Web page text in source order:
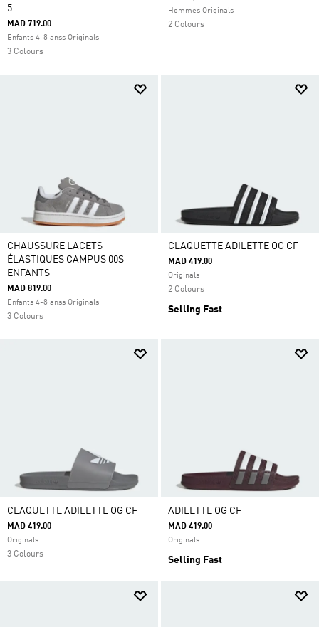
5
MAD 719.00
Enfants 4-8 anss Originals
3 Colours
Hommes Originals
2 Colours
CHAUSSURE LACETS
ÉLASTIQUES CAMPUS 00S
ENFANTS
MAD 819.00
Enfants 4-8 anss Originals
3 Colours
CLAQUETTE ADILETTE OG CF
MAD 419.00
Originals
2 Colours
Selling Fast
CLAQUETTE ADILETTE OG CF
MAD 419.00
Originals
3 Colours
ADILETTE OG CF
MAD 419.00
Originals
Selling Fast